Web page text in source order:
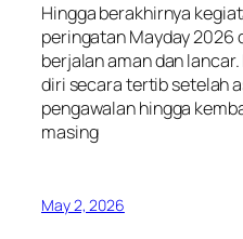
Hingga berakhirnya
peringatan Mayday 2026
berjalan aman dan
diri secara tertib setelah
pengawalan hingga
masing
May 2, 2026